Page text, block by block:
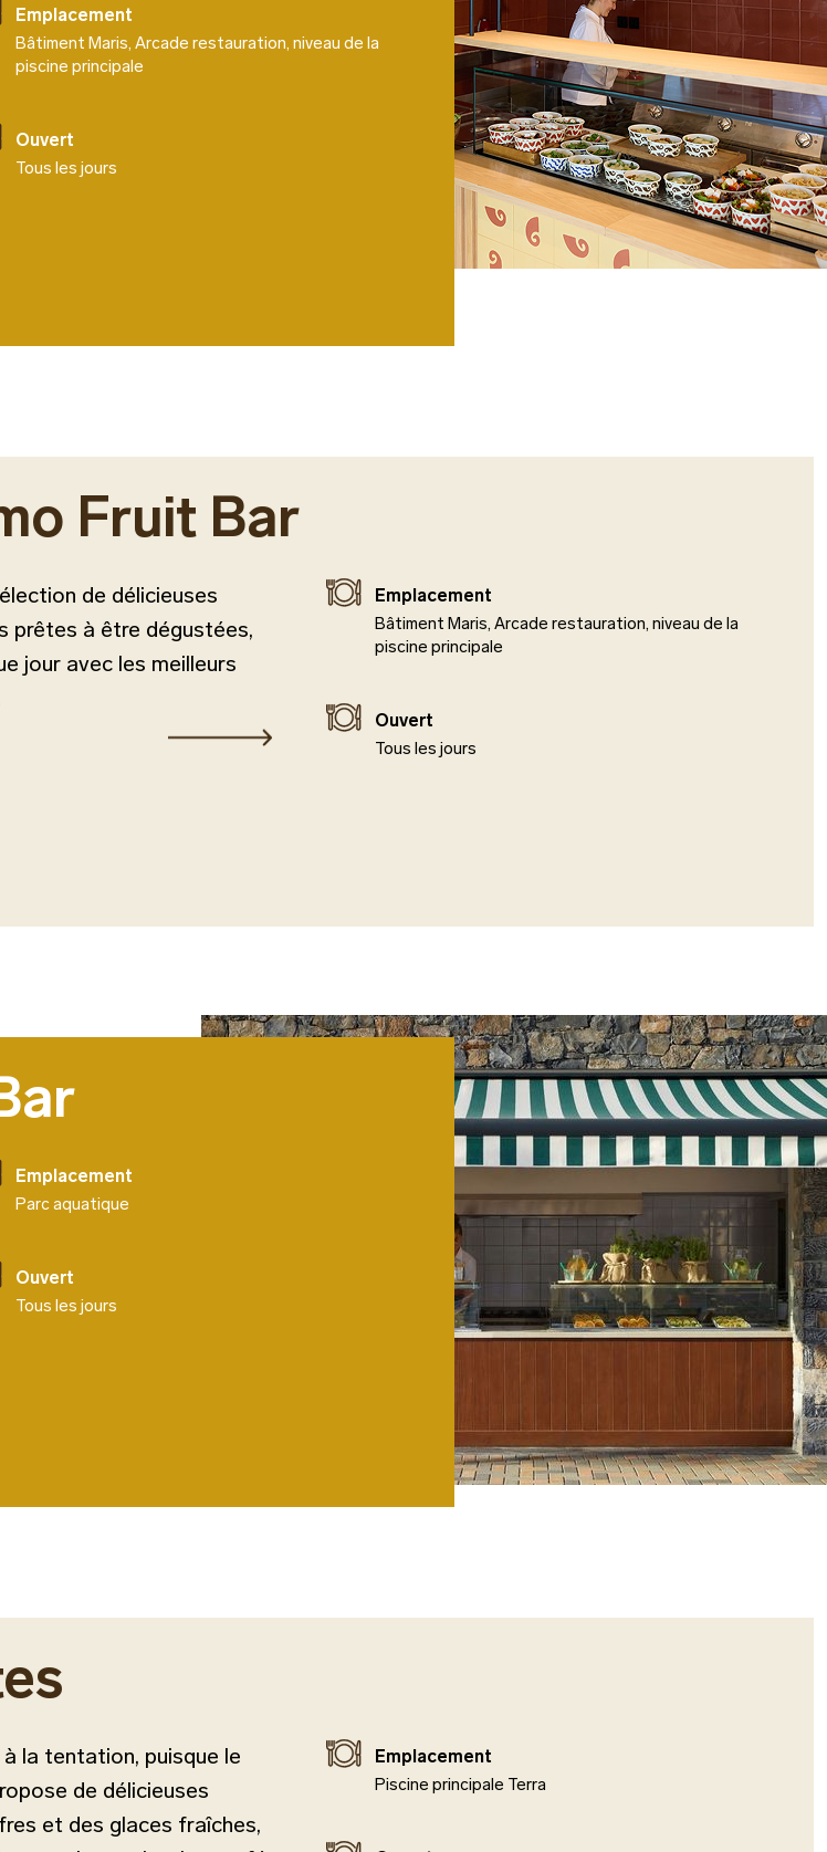
Emplacement
Bâtiment Maris, Arcade restauration, niveau de la
piscine principale
Ouvert
Tous les jours
Fruit Bar
de délicieuses
prêtes à être dégustées,
jour avec les meilleurs
Emplacement
Bâtiment Maris, Arcade restauration, niveau de la
piscine principale
Ouvert
Tous les jours
Emplacement
Parc aquatique
Ouvert
Tous les jours
la tentation, puisque le
de délicieuses
et des glaces fraîches,
Emplacement
Piscine principale Terra